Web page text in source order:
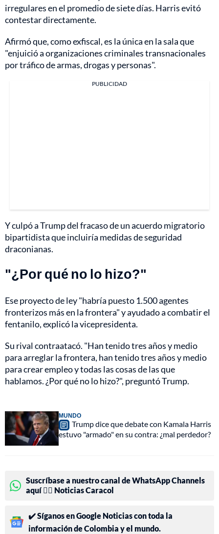
irregulares en el promedio de siete días. Harris evitó
contestar directamente.
Afirmó que, como exfiscal, es la única en la sala que
"enjuició a organizaciones criminales transnacionales
por tráfico de armas, drogas y personas".
PUBLICIDAD
Y culpó a Trump del fracaso de un acuerdo migratorio
bipartidista que incluiría medidas de seguridad
draconianas.
"¿Por qué no lo hizo?"
Ese proyecto de ley "habría puesto 1.500 agentes
fronterizos más en la frontera" y ayudado a combatir el
fentanilo, explicó la vicepresidenta.
Su rival contraatacó. "Han tenido tres años y medio
para arreglar la frontera, han tenido tres años y medio
para crear empleo y todas las cosas de las que
hablamos. ¿Por qué no lo hizo?", preguntó Trump.
MUNDO
Trump dice que debate con Kamala Harris
estuvo "armado" en su contra: ¿mal perdedor?
Suscríbase a nuestro canal de WhatsApp Channels
aquí 👉🏻 Noticias Caracol
✔️ Síganos en Google Noticias con toda la
información de Colombia y el mundo.